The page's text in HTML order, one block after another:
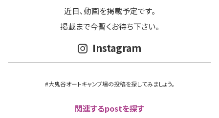
近日､動画を掲載予定です。
掲載まで今暫くお待ち下さい。
Instagram
#大鬼谷オートキャンプ場の投稿を探してみましょう。
関連するpostを探す